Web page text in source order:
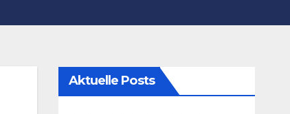
Aktuelle Posts